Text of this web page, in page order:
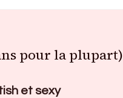
pour la plupart)
et sexy